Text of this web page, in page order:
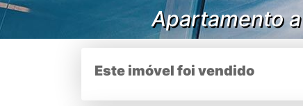
Apartamento
Este imóvel foi vendido